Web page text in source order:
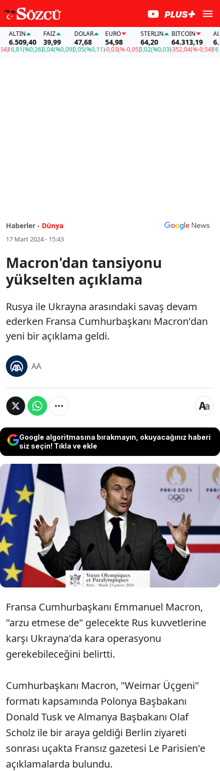
(%0,26)
FAİZ
39,99
0,04(%0,09)
DOLAR
47,68
0,05(%0,11)
EURO
54,98
-0,03(%-0,05)
STERLIN
64,20
0,02(%0,03)
BITCOIN
64.313,19
-352,04(%-0,54)
ALTIN
16,81
Haberler - Dünya
17 Mart 2024 - 15:43
Macron'dan tansiyonu
yükselten açıklama
Rusya ile Ukrayna arasındaki savaş devam
ederken Fransa Cumhurbaşkanı Macron'dan
yeni bir açıklama geldi.
AA
Google algoritmasına bırakmayın, okuyacağınız haberi
siz seçin! Tıkla ve ekle
Rusya ile Ukrayna arasındaki savaş
devam ederken Fransa
Cumhurbaşkanı Macron'dan yeni bir
açıklama geldi.
Fransa Cumhurbaşkanı Emmanuel Macron,
"arzu etmese de" gelecekte Rus kuvvetlerine
karşı Ukrayna'da kara operasyonu
gerekebileceğini belirtti.
Cumhurbaşkanı Macron, "Weimar Üçgeni"
formatı kapsamında Polonya Başbakanı
Donald Tusk ve Almanya Başbakanı Olaf
Scholz ile bir araya geldiği Berlin ziyareti
sonrası uçakta Fransız gazetesi Le Parisien'e
açıklamalarda bulundu.